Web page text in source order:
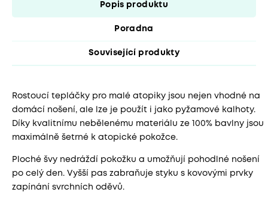
Popis produktu
Poradna
Související produkty
Rostoucí tepláčky pro malé atopiky jsou nejen vhodné na
domácí nošení, ale lze je použít i jako pyžamové kalhoty.
Díky kvalitnímu nebělenému materiálu ze 100% bavlny jsou
maximálně šetrné k atopické pokožce.
Ploché švy nedráždí pokožku a umožňují pohodlné nošení
po celý den. Vyšší pas zabraňuje styku s kovovými prvky
zapínání svrchních oděvů.